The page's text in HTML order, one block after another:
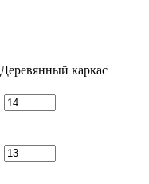
Деревянный каркас